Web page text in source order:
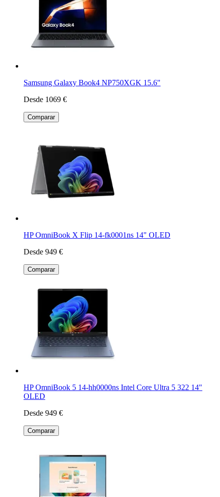
Samsung Galaxy Book4 NP750XGK 15.6"
Desde 1069 €
Comparar
HP OmniBook X Flip 14-fk0001ns 14" OLED
Desde 949 €
Comparar
HP OmniBook 5 14-hh0000ns Intel Core Ultra 5 322 14"
OLED
Desde 949 €
Comparar